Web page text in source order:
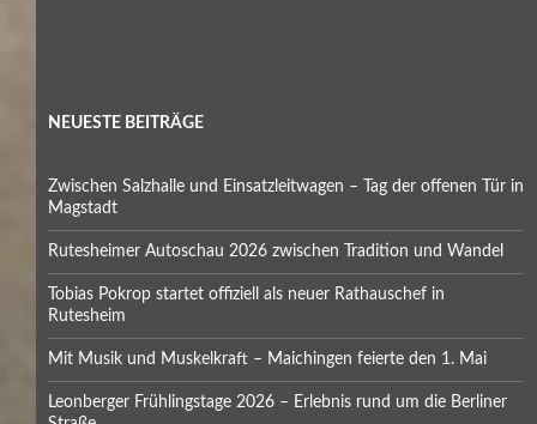
NEUESTE BEITRÄGE
Zwischen Salzhalle und Einsatzleitwagen – Tag der offenen Tür in
Magstadt
Rutesheimer Autoschau 2026 zwischen Tradition und Wandel
Tobias Pokrop startet offiziell als neuer Rathauschef in
Rutesheim
Mit Musik und Muskelkraft – Maichingen feierte den 1. Mai
Leonberger Frühlingstage 2026 – Erlebnis rund um die Berliner